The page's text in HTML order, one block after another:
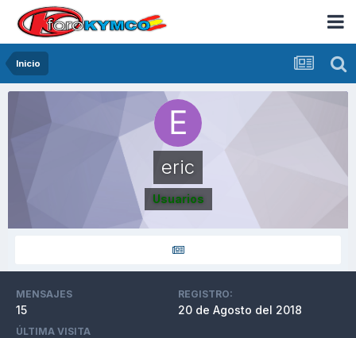
Inicio
eric
Usuarios
MENSAJES
15
REGISTRO:
20 de Agosto del 2018
ÚLTIMA VISITA